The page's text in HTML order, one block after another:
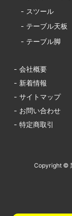
- スツール
- テーブル天板
- テーブル脚
- 会社概要
- 新着情報
- サイトマップ
- お問い合わせ
- 特定商取引
Copyright ©